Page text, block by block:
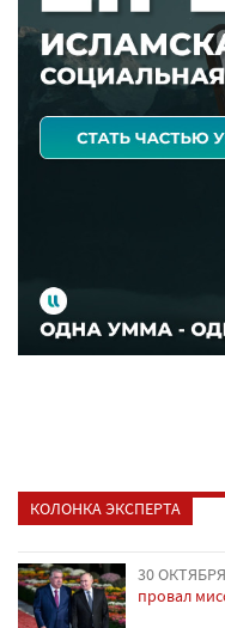
КОЛОНКА ЭКСПЕРТА
30
провал